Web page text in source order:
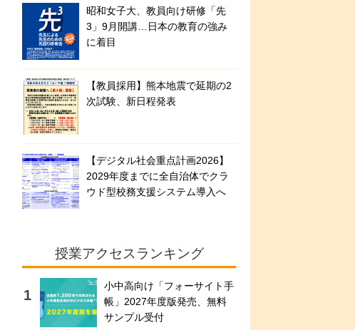
昭和女子大、教員向け研修「先
3」9月開講…日本の教育の強み
に着目
【教員採用】熊本地震で延期の2
次試験、新日程発表
【デジタル社会重点計画2026】
2029年度までに全自治体でクラ
ウド型校務支援システム導入へ
授業アクセスランキング
小中高向け「フォーサイト手
帳」2027年度版発売、無料
サンプル受付